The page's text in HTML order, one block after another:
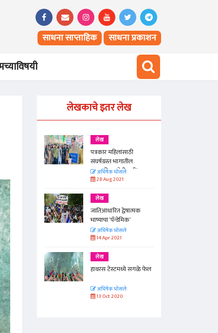
साधना साप्ताहिक साधना प्रकाशन
लेखकाचे इतर लेख
फेल
लेख
पत्रकार महिलांसाठी
संघर्षग्रस्त भागातील
पत्रकारिता सोपी नाही!
अभिषेक भोसले
28 Aug 2021
लेख
जातिआधारित द्वेषात्मक
भाष्याचा ‘पॅन्डेमिक’
अभिषेक भोसले
14 Apr 2021
लेख
हाथरस टेस्टमध्ये सगळे फेल
अभिषेक भोसले
13 Oct 2020